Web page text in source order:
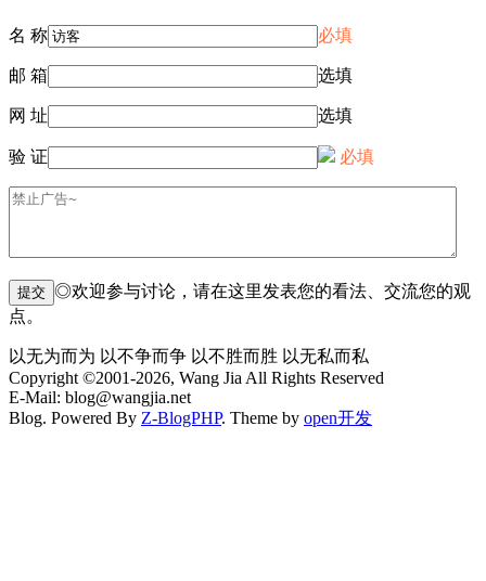
名 称 必填
邮 箱 选填
网 址 选填
验 证 必填
◎欢迎参与讨论，请在这里发表您的看法、交流您的观
点。
以无为而为 以不争而争 以不胜而胜 以无私而私
Copyright ©2001-2026, Wang Jia All Rights Reserved
E-Mail: blog@wangjia.net
Blog. Powered By Z-BlogPHP. Theme by open开发